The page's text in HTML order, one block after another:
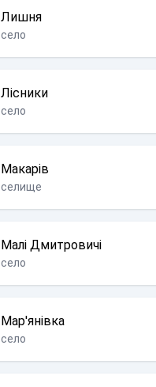
Лишня
село
Лісники
село
Макарів
селище
Малі Дмитровичі
село
Мар'янівка
село